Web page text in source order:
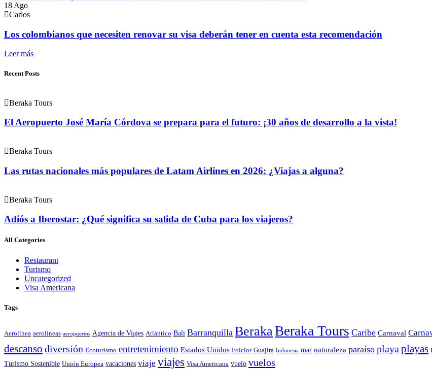
18 Ago
Carlos
Los colombianos que necesiten renovar su visa deberán tener en cuenta esta recomendación
Recent Posts
Beraka Tours
El Aeropuerto José María Córdova se prepara para el futuro: ¡30 años de desarrollo a la vista!
Beraka Tours
Las rutas nacionales más populares de Latam Airlines en 2026: ¿Viajas a alguna?
Beraka Tours
Adiós a Iberostar: ¿Qué significa su salida de Cuba para los viajeros?
All Categories
Restaurant
Turismo
Uncategorized
Visa Americana
Tags
Aerolínea aerolíneas aeropuertos Agencia de Viajes Atlántico Bali Barranquilla BerakaBeraka Tours Caribe Carnaval
descanso diversión Ecoturismo entretenimiento Estados Unidos Folclor Guajira Indonesia mar naturaleza paraíso playa playas
Turismo Sostenible Unión Europea vacaciones viaje viajes Visa Americana vuelo vuelos